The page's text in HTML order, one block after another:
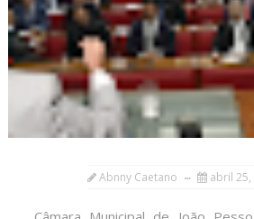
Abnny Caetano abril 25,